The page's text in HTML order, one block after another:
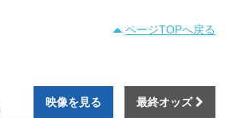
ページTOPへ戻る
映像を見る 最終オッズ